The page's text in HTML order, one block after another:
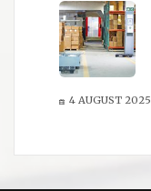
4 AUGUST 2025